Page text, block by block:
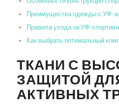
Преимущества одежды с УФ-
Правила ухода за УФ-
Как выбрать оптимальный
ТКАНИ С
ЗАЩИТОЙ
АКТИВНЫХ